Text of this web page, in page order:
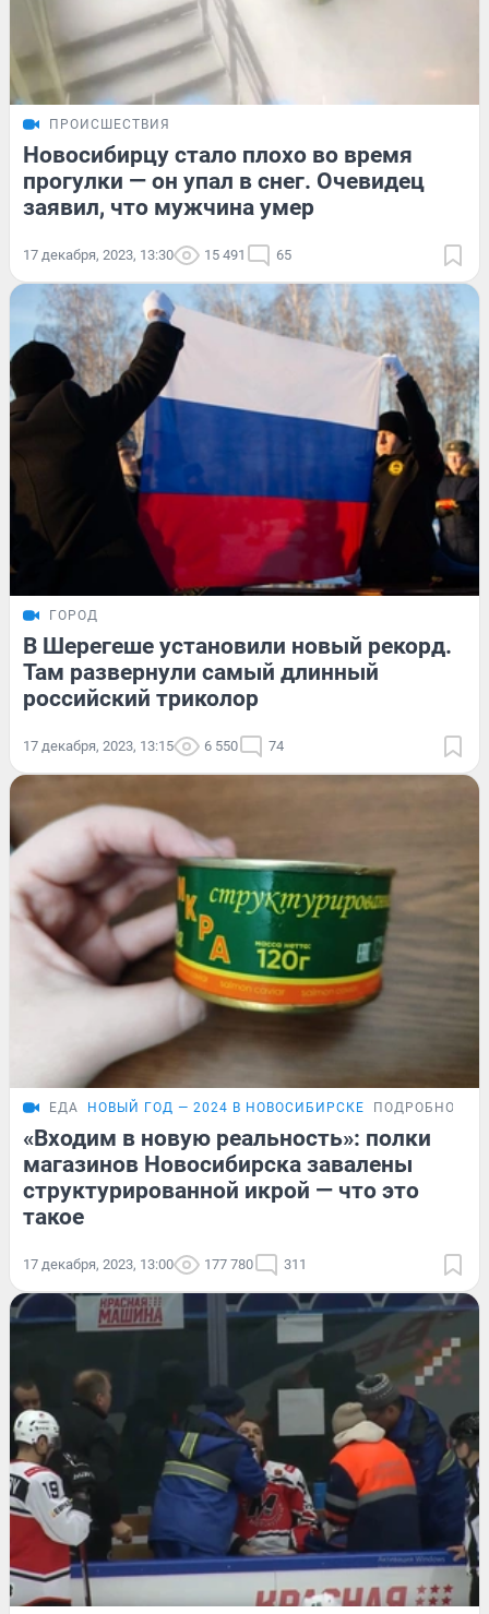
ПРОИСШЕСТВИЯ
Новосибирцу стало плохо во время
прогулки — он упал в снег. Очевидец
заявил, что мужчина умер
17 декабря, 2023, 13:30 15 491 65
ГОРОД
В Шерегеше установили новый рекорд.
Там развернули самый длинный
российский триколор
17 декабря, 2023, 13:15 6 550 74
ЕДА НОВЫЙ ГОД — 2024 В НОВОСИБИРСКЕ ПОДРОБНОСТИ
«Входим в новую реальность»: полки
магазинов Новосибирска завалены
структурированной икрой — что это
такое
17 декабря, 2023, 13:00 177 780 311